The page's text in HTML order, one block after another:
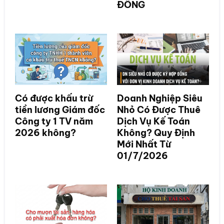
ĐỒNG
Có được khấu trừ
tiền lương Giám đốc
Công ty 1 TV năm
2026 không?
Doanh Nghiệp Siêu
Nhỏ Có Được Thuê
Dịch Vụ Kế Toán
Không? Quy Định
Mới Nhất Từ
01/7/2026